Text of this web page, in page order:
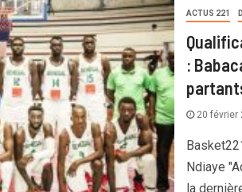
ACTUS 221
:
20 février
Ndiaye
la